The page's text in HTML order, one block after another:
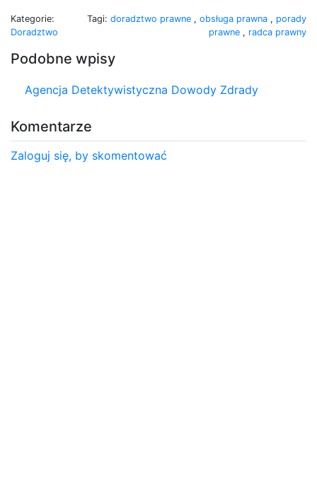
Kategorie:
Doradztwo
Tagi: doradztwo prawne , obsługa prawna , porady
prawne , radca prawny
Podobne wpisy
Agencja Detektywistyczna Dowody Zdrady
Komentarze
Zaloguj się, by skomentować